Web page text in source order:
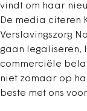
vindt om haar
De media citeren
Verslavingszorg
gaan legaliseren,
commerciële
niet zomaar op
beste met ons